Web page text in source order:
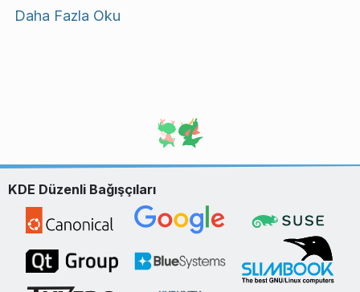
Daha Fazla Oku
KDE Düzenli Bağışçıları